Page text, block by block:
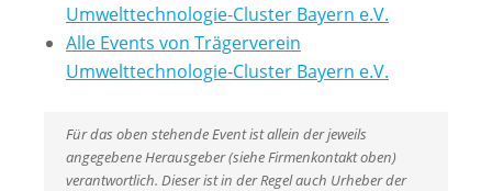
Umwelttechnologie-Cluster Bayern e.V.
Alle Events von Trägerverein
Umwelttechnologie-Cluster Bayern e.V.
Für das oben stehende Event ist allein der jeweils
angegebene Herausgeber (siehe Firmenkontakt oben)
verantwortlich. Dieser ist in der Regel auch Urheber der